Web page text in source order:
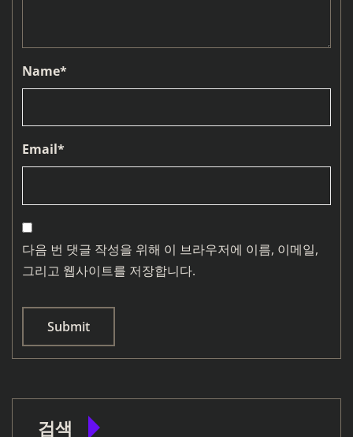
Name*
Email*
다음 번 댓글 작성을 위해 이 브라우저에 이름, 이메일,
그리고 웹사이트를 저장합니다.
검색